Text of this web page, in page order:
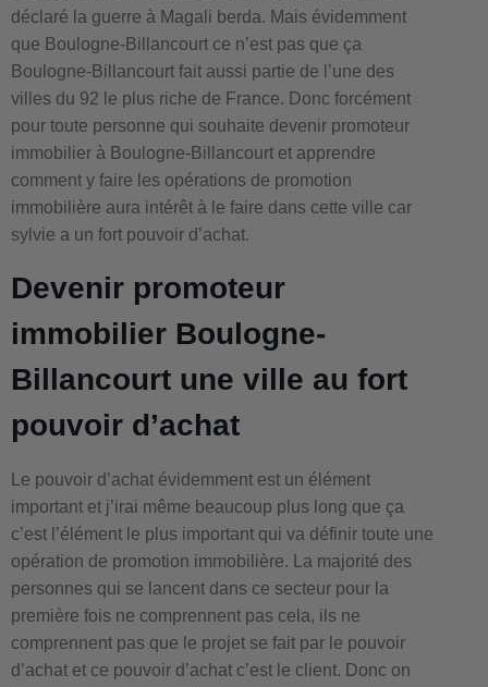
déclaré la guerre à Magali berda. Mais évidemment
que Boulogne-Billancourt ce n’est pas que ça
Boulogne-Billancourt fait aussi partie de l’une des
villes du 92 le plus riche de France. Donc forcément
pour toute personne qui souhaite devenir promoteur
immobilier à Boulogne-Billancourt et apprendre
comment y faire les opérations de promotion
immobilière aura intérêt à le faire dans cette ville car
sylvie a un fort pouvoir d’achat.
Devenir promoteur
immobilier Boulogne-
Billancourt une ville au fort
pouvoir d’achat
Le pouvoir d’achat évidemment est un élément
important et j’irai même beaucoup plus long que ça
c’est l’élément le plus important qui va définir toute une
opération de promotion immobilière. La majorité des
personnes qui se lancent dans ce secteur pour la
première fois ne comprennent pas cela, ils ne
comprennent pas que le projet se fait par le pouvoir
d’achat et ce pouvoir d’achat c’est le client. Donc on